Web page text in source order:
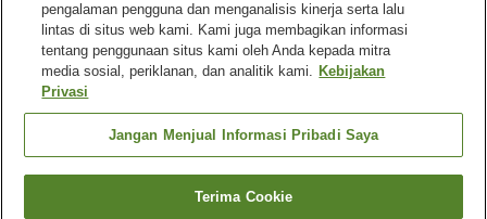
Luar biasa Ulasan:121
Fasilitas properti
Tempat parkir
Pemandian udara terbuka
(air panas)
Cari kamar
pengalaman pengguna dan menganalisis kinerja serta lalu
lintas di situs web kami. Kami juga membagikan informasi
tentang penggunaan situs kami oleh Anda kepada mitra
media sosial, periklanan, dan analitik kami. Kebijakan
Privasi
Jangan Menjual Informasi Pribadi Saya
Terima Cookie